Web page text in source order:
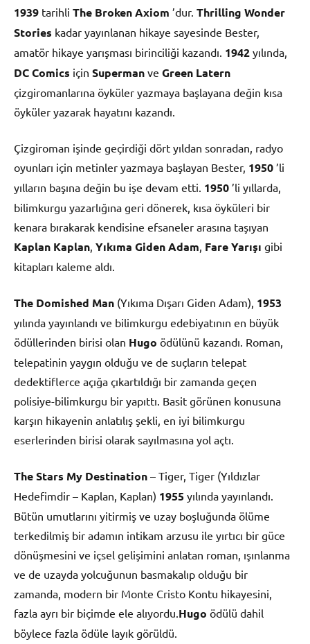
1939 tarihli The Broken Axiom ’dur. Thrilling Wonder
Stories kadar yayınlanan hikaye sayesinde Bester,
amatör hikaye yarışması birinciliği kazandı. 1942 yılında,
DC Comics için Superman ve Green Latern
çizgiromanlarına öyküler yazmaya başlayana değin kısa
öyküler yazarak hayatını kazandı.
Çizgiroman işinde geçirdiği dört yıldan sonradan, radyo
oyunları için metinler yazmaya başlayan Bester, 1950 ’li
yılların başına değin bu işe devam etti. 1950 ’li yıllarda,
bilimkurgu yazarlığına geri dönerek, kısa öyküleri bir
kenara bırakarak kendisine efsaneler arasına taşıyan
Kaplan Kaplan Yıkıma Giden Adam Fare Yarışı gibi
kitapları kaleme aldı.
The Domished Man (Yıkıma Dışarı Giden Adam), 1953
yılında yayınlandı ve bilimkurgu edebiyatının en büyük
ödüllerinden birisi olan Hugo ödülünü kazandı. Roman,
telepatinin yaygın olduğu ve de suçların telepat
dedektiflerce açığa çıkartıldığı bir zamanda geçen
polisiye-bilimkurgu bir yapıttı. Basit görünen konusuna
karşın hikayenin anlatılış şekli, en iyi bilimkurgu
eserlerinden birisi olarak sayılmasına yol açtı.
The Stars My Destination – Tiger, Tiger (Yıldızlar
Hedefimdir – Kaplan, Kaplan) 1955 yılında yayınlandı.
Bütün umutlarını yitirmiş ve uzay boşluğunda ölüme
terkedilmiş bir adamın intikam arzusu ile yırtıcı bir güce
dönüşmesini ve içsel gelişimini anlatan roman, ışınlanma
ve de uzayda yolcuğunun basmakalıp olduğu bir
zamanda, modern bir Monte Cristo Kontu hikayesini,
fazla ayrı bir biçimde ele alıyordu. Hugo ödülü dahil
böylece fazla ödüle layık görüldü.